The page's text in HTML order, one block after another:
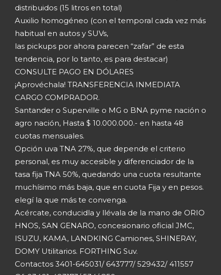
distribuidos (15 litros en total)
Auxilio homogéneo (con el temporal cada vez más
habitual en autos y SUVs,
las pickups por ahora parecen “zafar” de esta
tendencia, por lo tanto, es para destacar)
CONSULTE PAGO EN DÓLARES
¡Aprovéchala! TRANSFERENCIA INMEDIATA
CARGO COMPRADOR.
Santander o Superville o MG o BNA pyme nación o
agro nación, Hasta $ 10.000.000.- en hasta 48
cuotas mensuales.
Opción uva TNA 27%, que depende el criterio
personal, es muy accesible y diferenciador de la
tasa fija TNA 50%, quedando una cuota resultante
muchísimo más baja, que en cuota Fija y en pesos.
elegí la que más te convenga.
Acércate, conducidla y llévala de la mano de ORIO
HNOS, SAN GENARO, concesionario oficial JMC,
ISUZU, KAMA, LANDKING Camiones, SHINERAY,
DOMY Utilitarios. FORTHING Suv.
Contactos 3401-645031/ 643777/ 529432/ 411557